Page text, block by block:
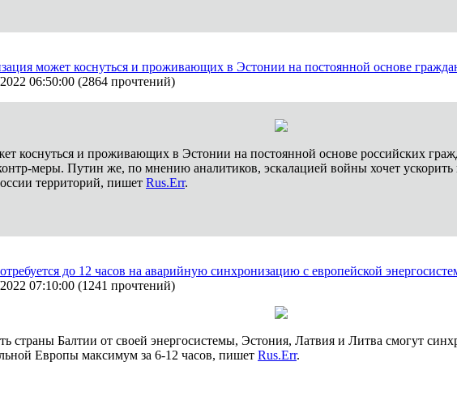
может коснуться и проживающих в Эстонии на постоянной основе
06:50:00 (2864 прочтений)
коснуться и проживающих в Эстонии на постоянной основе российских
меры. Путин же, по мнению аналитиков, эскалацией войны хочет
территорий, пишет Rus.Err.
до 12 часов на аварийную синхронизацию с европейской
07:10:00 (1241 прочтений)
страны Балтии от своей энергосистемы, Эстония, Латвия и Литва смогут
Европы максимум за 6-12 часов, пишет Rus.Err.